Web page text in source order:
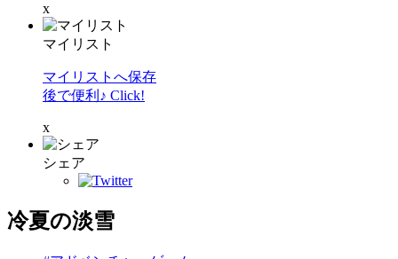
x
マイリスト
マイリストへ保存
後で便利♪ Click!
x
シェア
冷夏の淡雪